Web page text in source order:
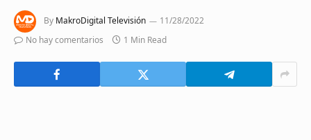
By MakroDigital Televisión
11/28/2022
No hay comentarios
1 Min Read